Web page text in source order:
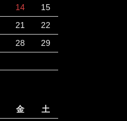
14
15
21
22
28
29
金
土